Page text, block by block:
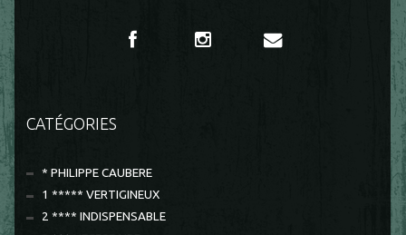
CATÉGORIES
* PHILIPPE CAUBERE
1 ***** VERTIGINEUX
2 **** INDISPENSABLE